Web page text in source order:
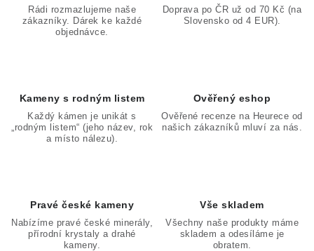
Rádi rozmazlujeme naše
zákazníky. Dárek ke každé
objednávce.
Doprava po ČR už od 70 Kč (na
Slovensko od 4 EUR).
Kameny s rodným listem
Každý kámen je unikát s
„rodným listem“ (jeho název, rok
a místo nálezu).
Ověřený eshop
Ověřené recenze na Heurece od
našich zákazníků mluví za nás.
Pravé české kameny
Nabízíme pravé české minerály,
přírodní krystaly a drahé
kameny.
Vše skladem
Všechny naše produkty máme
skladem a odesíláme je
obratem.